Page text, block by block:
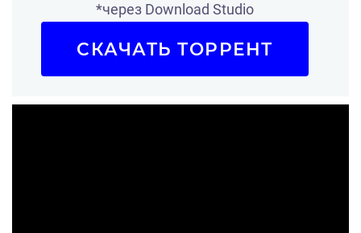
*через Download Studio
СКАЧАТЬ ТОРРЕНТ